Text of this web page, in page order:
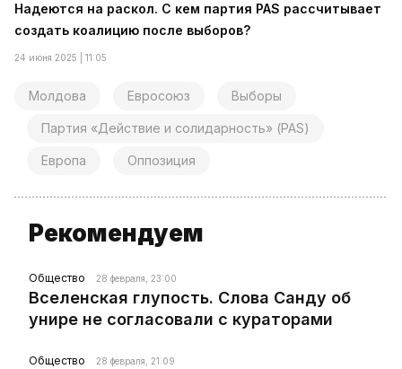
Надеются на раскол. С кем партия PAS рассчитывает
создать коалицию после выборов?
24 июня 2025 | 11:05
Молдова Евросоюз Выборы
Партия «Действие и солидарность» (PAS)
Европа Оппозиция
Рекомендуем
Общество 28 февраля, 23:00
Вселенская глупость. Слова Санду об
унире не согласовали с кураторами
Общество 28 февраля, 21:09